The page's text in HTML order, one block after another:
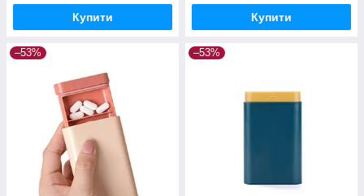
Купити Купити
–53% –53%